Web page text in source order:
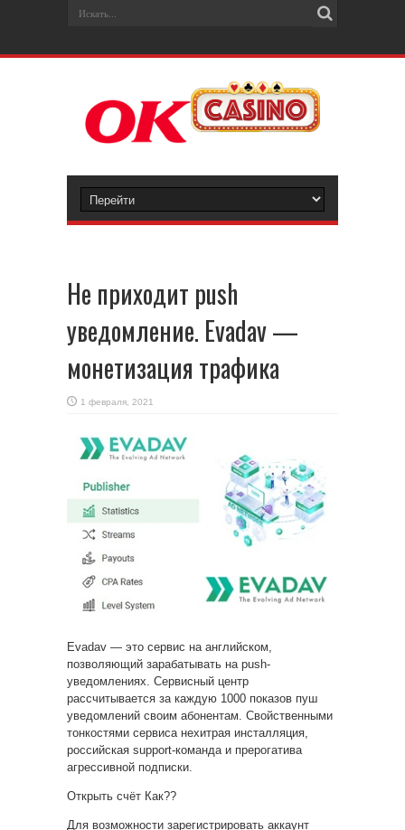
Не приходит push
уведомление. Evadav —
монетизация трафика
1 февраля, 2021
Evadav — это сервис на английском,
позволяющий зарабатывать на push-
уведомлениях. Сервисный центр
рассчитывается за каждую 1000 показов пуш
уведомлений своим абонентам. Свойственными
тонкостями сервиса нехитрая инсталляция,
российская support-команда и прерогатива
агрессивной подписки.
Открыть счёт Как??
Для возможности зарегистрировать аккаунт